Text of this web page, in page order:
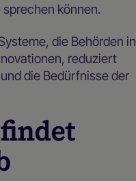
können.
die Behörden in
reduziert
die Bedürfnisse der